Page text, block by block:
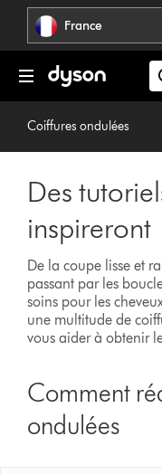
Sauter
pages
France
Coiffures ondulées
Des
inspireront
De la coupe lisse et
passant par les
soins pour les
une multitude de
vous aider à obtenir
Comment
ondulées